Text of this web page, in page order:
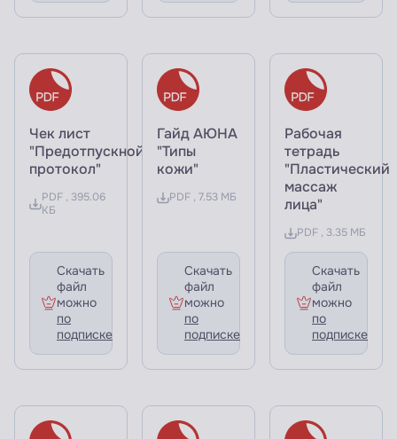
Чек лист
"Предотпускной
протокол"
PDF , 395.06
КБ
Скачать
файл
можно
по
подписке
Гайд АЮНА
"Типы
кожи"
PDF , 7.53 МБ
Скачать
файл
можно
по
подписке
Рабочая
тетрадь
"Пластический
массаж
лица"
PDF , 3.35 МБ
Скачать
файл
можно
по
подписке